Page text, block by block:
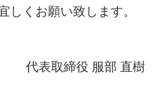
しくお願い致します。
代表取締役 服部 直樹